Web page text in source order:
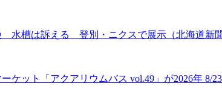
水槽は訴える 登別・ニクスで展示（北海道新聞
ケット「アクアリウムバス vol.49」が2026年 8/